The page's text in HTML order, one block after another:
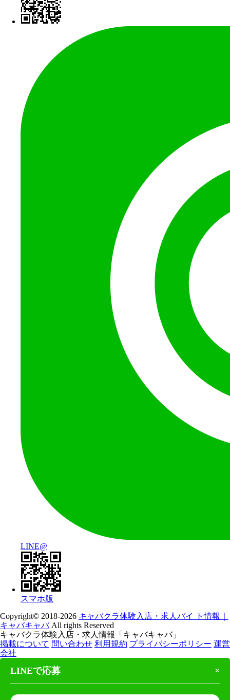
LINE@
スマホ版
Copyright© 2018-2026 キャバクラ体験入店・求人バイ ト情報｜
キャバキャバAll rights Reserved
キャバクラ体験入店・求人情報「キャバキャバ」
掲載について 問い合わせ 利用規約 プライバシーポリシー 運営
会社
LINEで応募 ×